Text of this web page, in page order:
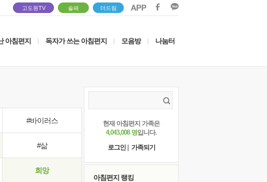
고도원TV 솔패 더드림
아침편지 독자가 쓰는 아침편지 모음방 나눔터
#바이러스
#삶
희망
현재 아침편지 가족은
4,043,008 명입니다.
로그인
가족되기
아침편지 랭킹